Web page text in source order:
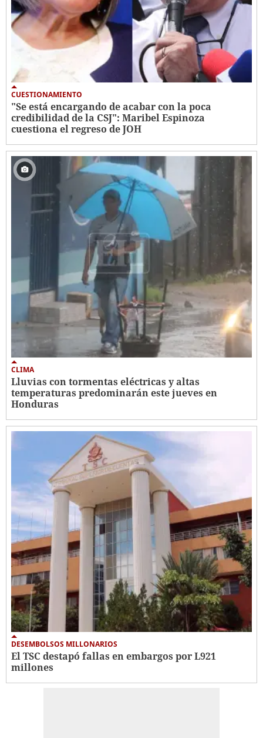
CUESTIONAMIENTO
"Se está encargando de acabar con la poca
credibilidad de la CSJ": Maribel Espinoza
cuestiona el regreso de JOH
CLIMA
Lluvias con tormentas eléctricas y altas
temperaturas predominarán este jueves en
Honduras
DESEMBOLSOS MILLONARIOS
El TSC destapó fallas en embargos por L921
millones